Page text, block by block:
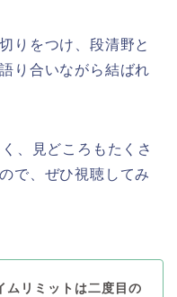
りをつけ、段清野と
り合いながら結ばれ
、見どころもたくさ
で、ぜひ視聴してみ
ムリミットは二度目の